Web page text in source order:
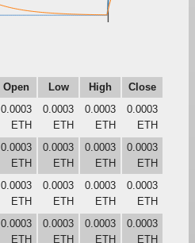
Open Low High
Close
0.0003
ETH
0.0003
ETH
0.0003
ETH
0.0003
ETH
0.0003
ETH
0.0003
ETH
0.0003
ETH
0.0003
ETH
0.0003
ETH
0.0003
ETH
0.0003
ETH
0.0003
ETH
0.0003
ETH
0.0003
ETH
0.0003
ETH
0.0003
ETH